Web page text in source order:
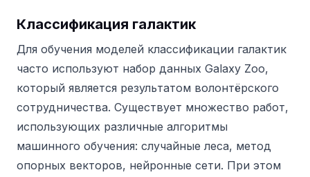
Классификация галактик
Для обучения моделей классификации галактик
часто используют набор данных Galaxy Zoo,
который является результатом волонтёрского
сотрудничества. Существует множество работ,
использующих различные алгоритмы
машинного обучения: случайные леса, метод
опорных векторов, нейронные сети. При этом